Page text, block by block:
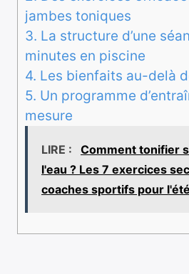
jambes toniques
3. La structure d’une
minutes en piscine
4. Les bienfaits au-delà
5. Un programme
mesure
LIRE :
Comment tonifier
l'eau ? Les 7 exercices
coaches sportifs pour